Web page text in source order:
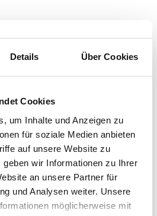
Details Über Cookies
Cookies
um Inhalte und Anzeigen zu
für soziale Medien anbieten
auf unsere Website zu
wir Informationen zu Ihrer
an unsere Partner für
und Analysen weiter. Unsere
möglicherweise mit
Geschmack